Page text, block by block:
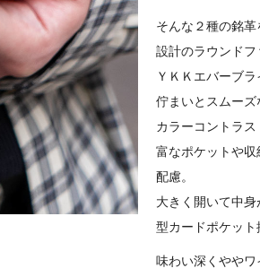
そんな２種の銘
設計のラウンド
ＹＫＫエバーブ
佇まいとスムー
カラーコントラ
富なポケットや
配慮。
大きく開いて中
型カードポケッ
味わい深くやや